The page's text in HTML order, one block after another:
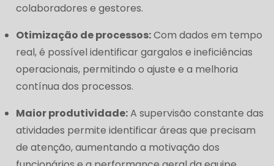
colaboradores e gestores.
Otimização de processos:Com dados em tempo
real, é possível identificar gargalos e ineficiências
operacionais, permitindo o ajuste e a melhoria
contínua dos processos.
Maior produtividade:A supervisão constante das
atividades permite identificar áreas que precisam
de atenção, aumentando a motivação dos